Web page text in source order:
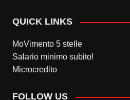
QUICK LINKS
MoVimento 5 stelle
Salario minimo subito!
Microcredito
FOLLOW US